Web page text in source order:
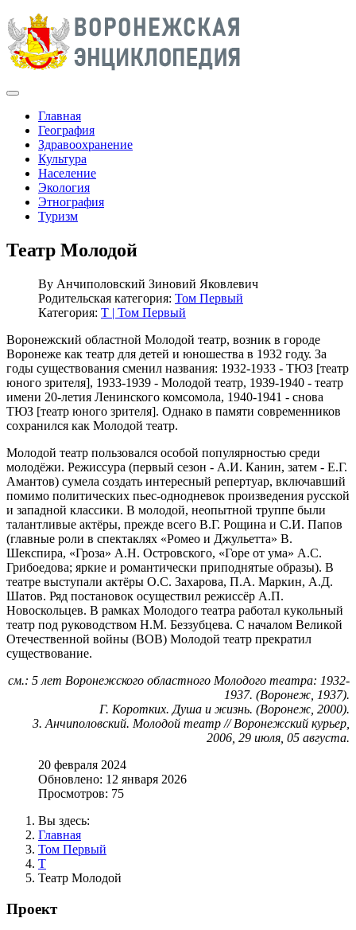
Главная
География
Здравоохранение
Культура
Население
Экология
Этнография
Туризм
Театр Молодой
By Анчиполовский Зиновий Яковлевич
Родительская категория: Том Первый
Категория: Т | Том Первый
Воронежский областной Молодой театр, возник в городе
Воронеже как театр для детей и юношества в 1932 году. За
годы существования сменил названия: 1932-1933 - ТЮЗ [театр
юного зрителя], 1933-1939 - Молодой театр, 1939-1940 - театр
имени 20-летия Ленинского комсомола, 1940-1941 - снова
ТЮЗ [театр юного зрителя]. Однако в памяти современников
сохранился как Молодой театр.
Молодой театр пользовался особой популярностью среди
молодёжи. Режиссура (первый сезон - А.И. Канин, затем - Е.Г.
Амантов) сумела создать интересный репертуар, включавший
помимо политических пьес-однодневок произведения русской
и западной классики. В молодой, неопытной труппе были
талантливые актёры, прежде всего В.Г. Рощина и C.И. Папов
(главные роли в спектаклях «Ромео и Джульетта» В.
Шекспира, «Гроза» А.Н. Островского, «Горе от ума» А.С.
Грибоедова; яркие и романтически приподнятые образы). В
театре выступали актёры О.С. Захарова, П.А. Маркин, А.Д.
Шатов. Ряд постановок осуществил режиссёр А.П.
Новоскольцев. В рамках Молодого театра работал кукольный
театр под руководством Н.М. Беззубцева. С началом Великой
Отечественной войны (ВОВ) Молодой театр прекратил
существование.
см.: 5 лет Воронежского областного Молодого театра: 1932-
1937. (Воронеж, 1937).
Г. Коротких. Душа и жизнь. (Воронеж, 2000).
3. Анчиполовский. Молодой театр // Воронежский курьер,
2006, 29 июля, 05 августа.
20 февраля 2024
Обновлено: 12 января 2026
Просмотров: 75
Вы здесь:
Главная
Том Первый
Т
Театр Молодой
Проект